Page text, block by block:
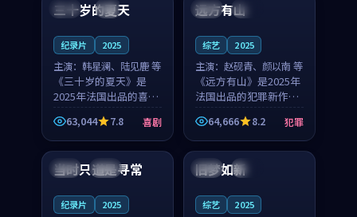
任重要角色，郑书延的
重要角色，谢承南的
法国 4K
三十岁的夏天
纪录片 2025
主演： 韩星澜、陆见鹿 等
《三十岁的夏天》是
2025年法国出品的喜剧
新作，主创团队希望用
深夜电台的故事让观众
停下来想一想。韩星澜
角色，山田纯一的叙事
63,044 7.8 喜剧
法国 独播
远方有山
综艺 2025
主演： 赵砚青、颜以南 等
《远方有山》是2025年
法国出品的犯罪新作，
主创团队希望用高校追
梦的故事让观众停下来
想一想。赵砚青领衔，
颜以南担任重要角色，
山田纯一的叙事节奏
64,666 8.2 犯罪
泰国 杜比
当时只道是寻常
纪录片 2025
中国 高分
旧梦如新
综艺 2025